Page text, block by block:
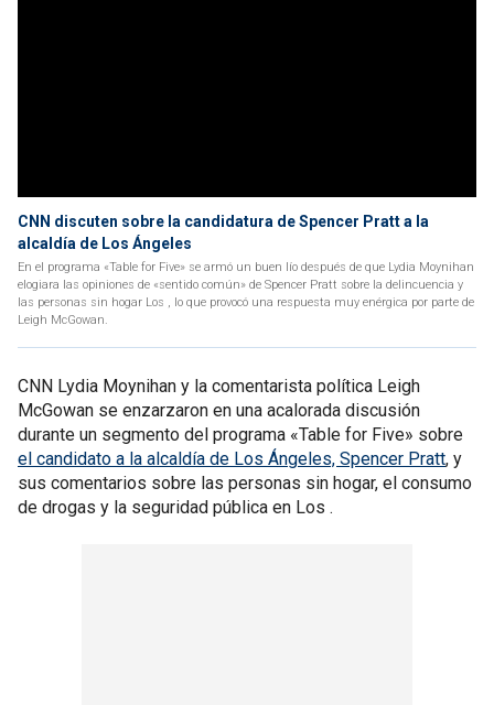
CNN discuten sobre la candidatura de Spencer Pratt a la
alcaldía de Los Ángeles
En el programa «Table for Five» se armó un buen lío después de que Lydia Moynihan
elogiara las opiniones de «sentido común» de Spencer Pratt sobre la delincuencia y
las personas sin hogar Los , lo que provocó una respuesta muy enérgica por parte de
Leigh McGowan.
CNN Lydia Moynihan y la comentarista política Leigh
McGowan se enzarzaron en una acalorada discusión
durante un segmento del programa «Table for Five» sobre
el candidato a la alcaldía de Los Ángeles, Spencer Pratt, y
sus comentarios sobre las personas sin hogar, el consumo
de drogas y la seguridad pública en Los .